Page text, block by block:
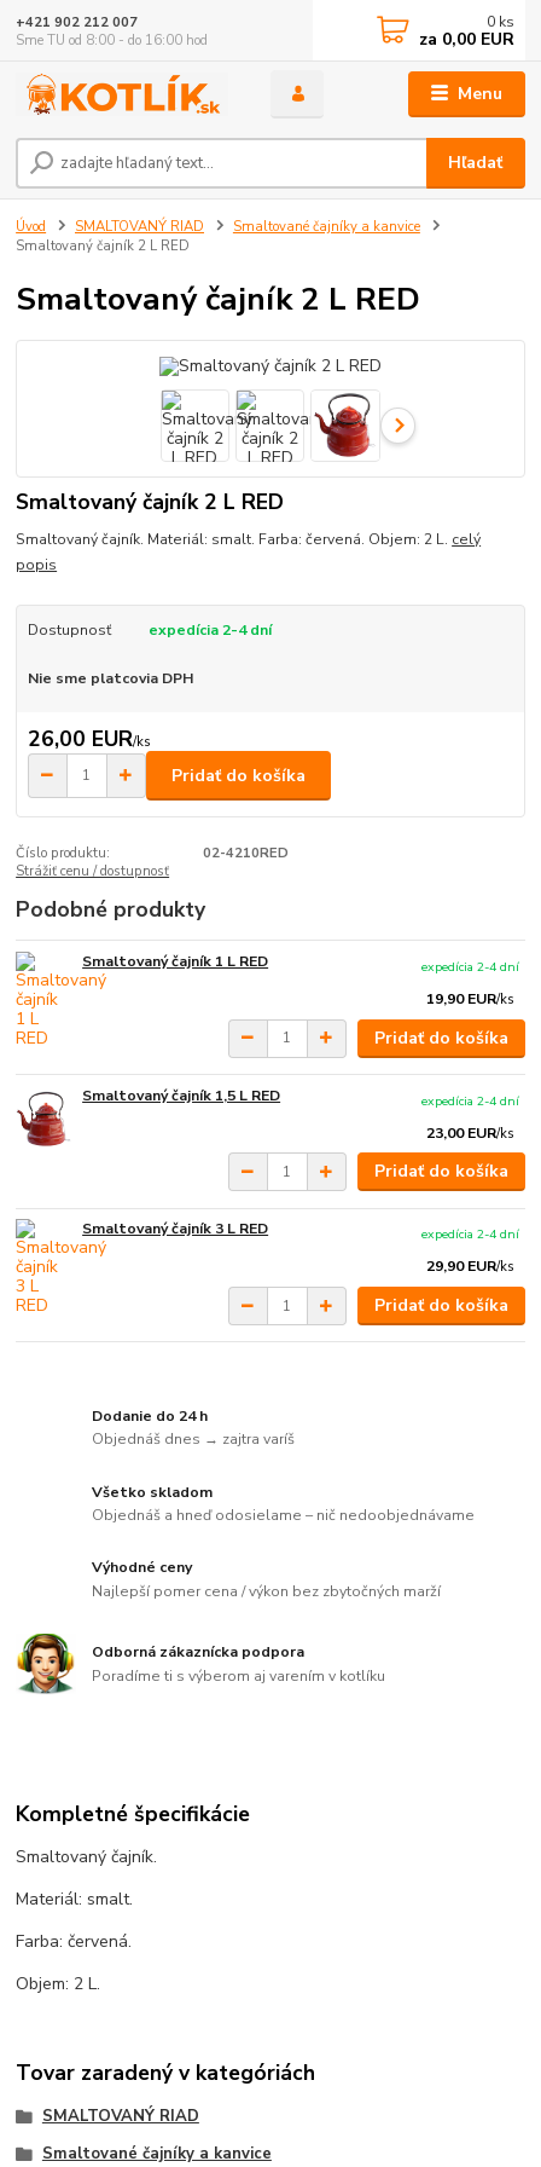
Menu
Hľadať
+421 902 212 007
Sme TU od 8:00 - do 16:00 hod
0 ks
za 0,00 EUR
Úvod SMALTOVANÝ RIAD
Smaltované čajníky a kanvice
Smaltovaný čajník 2 L RED
Smaltovaný čajník 2 L RED
Smaltovaný čajník 2 L RED
Smaltovaný čajník. Materiál: smalt. Farba: červená. Objem: 2 L. celý
popis
Dostupnosť expedícia 2-4 dní
Nie sme platcovia DPH
26,00 EUR/ks
Pridať do košíka
Číslo produktu:
02-4210RED
Strážiť cenu / dostupnosť
Podobné produkty
Smaltovaný čajník 1 L RED
19,90 EUR/ks
expedícia 2-4 dní
Pridať do košíka
Smaltovaný čajník 1,5 L RED
23,00 EUR/ks
expedícia 2-4 dní
Pridať do košíka
Smaltovaný čajník 3 L RED
29,90 EUR/ks
expedícia 2-4 dní
Pridať do košíka
Dodanie do 24 h
Objednáš dnes → zajtra varíš
Všetko skladom
Objednáš a hneď odosielame – nič nedoobjednávame
Výhodné ceny
Najlepší pomer cena / výkon bez zbytočných marží
Odborná zákaznícka podpora
Poradíme ti s výberom aj varením v kotlíku
Kompletné špecifikácie
Smaltovaný čajník.
Materiál: smalt.
Farba: červená.
Objem: 2 L.
Tovar zaradený v kategóriách
SMALTOVANÝ RIAD
Smaltované čajníky a kanvice